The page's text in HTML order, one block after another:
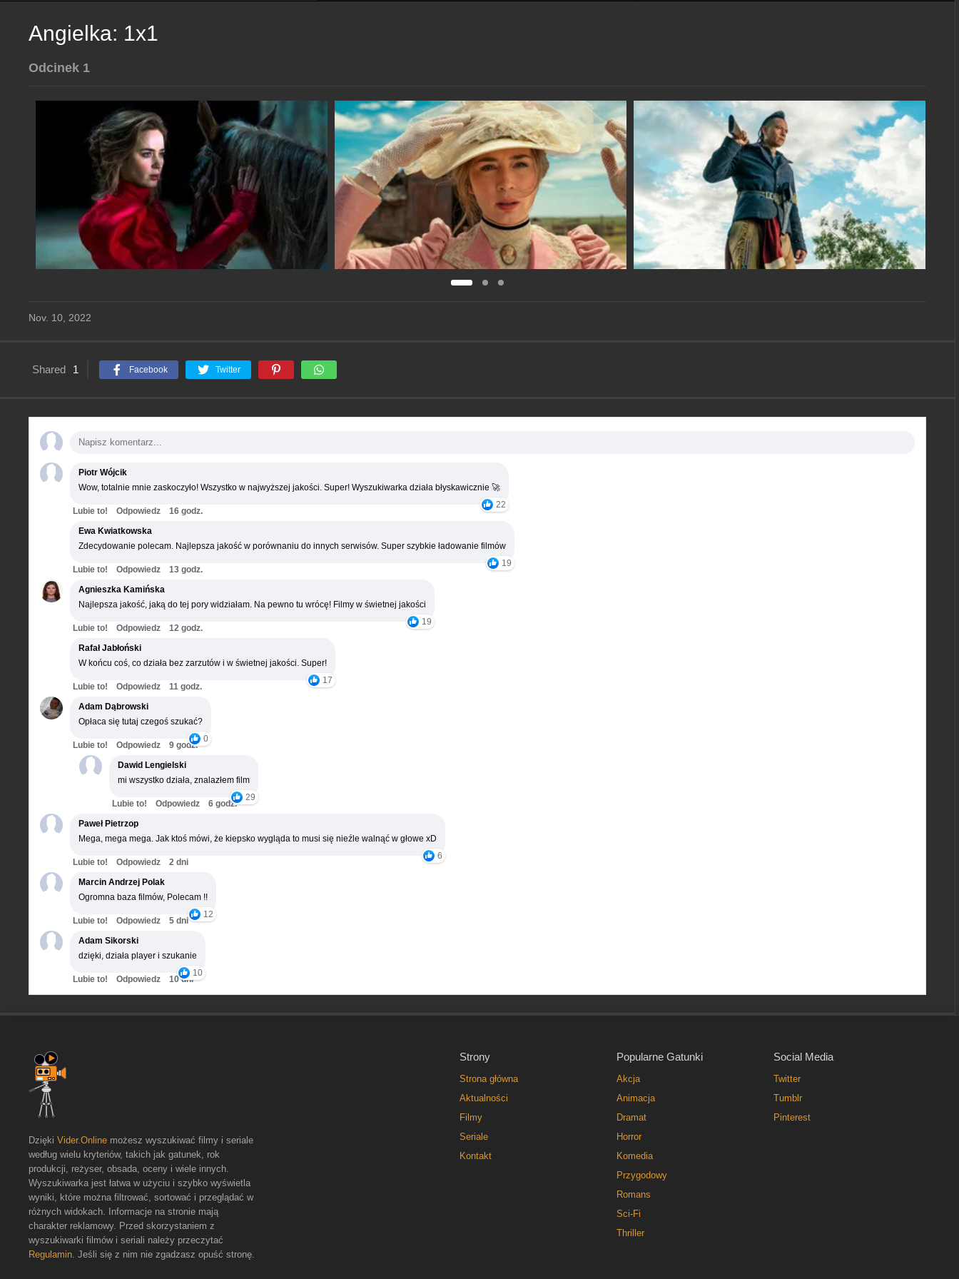
Angielka: 1x1
Odcinek 1
Nov. 10, 2022
Shared 1 Facebook Twitter
Piotr Wójcik
Wow, totalnie mnie zaskoczyło! Wszystko w najwyższej jakości. Super! Wyszukiwarka działa błyskawicznie 🚀
22
Lubie to! Odpowiedz
16 godz.
Ewa Kwiatkowska
Zdecydowanie polecam. Najlepsza jakość w porównaniu do innych serwisów. Super szybkie ładowanie filmów
19
Lubie to! Odpowiedz
13 godz.
Agnieszka Kamińska
Najlepsza jakość, jaką do tej pory widziałam. Na pewno tu wrócę! Filmy w świetnej jakości
19
Lubie to! Odpowiedz
12 godz.
Rafał Jabłoński
W końcu coś, co działa bez zarzutów i w świetnej jakości. Super!
17
Lubie to! Odpowiedz
11 godz.
Adam Dąbrowski
Opłaca się tutaj czegoś szukać?
0
Lubie to! Odpowiedz
9 godz.
Dawid Lengielski
mi wszystko działa, znalazłem film
29
Lubie to! Odpowiedz
6 godz.
Paweł Pietrzop
Mega, mega mega. Jak ktoś mówi, że kiepsko wygląda to musi się nieźle walnąć w głowe xD
6
Lubie to! Odpowiedz
2 dni
Marcin Andrzej Polak
Ogromna baza filmów, Polecam !!
12
Lubie to! Odpowiedz
5 dni
Adam Sikorski
dzięki, działa player i szukanie
10
Lubie to! Odpowiedz 10 dni
Strony
Strona główna
Aktualności
Filmy
Seriale
Kontakt
Popularne Gatunki
Akcja
Animacja
Dramat
Horror
Komedia
Przygodowy
Romans
Sci-Fi
Thriller
Social Media
Twitter
Tumblr
Pinterest
Dzięki Vider.Online możesz wyszukiwać filmy i seriale
według wielu kryteriów, takich jak gatunek, rok
produkcji, reżyser, obsada, oceny i wiele innych.
Wyszukiwarka jest łatwa w użyciu i szybko wyświetla
wyniki, które można filtrować, sortować i przeglądać w
różnych widokach. Informacje na stronie mają
charakter reklamowy. Przed skorzystaniem z
wyszukiwarki filmów i seriali należy przeczytać
Regulamin . Jeśli się z nim nie zgadzasz opuść stronę.